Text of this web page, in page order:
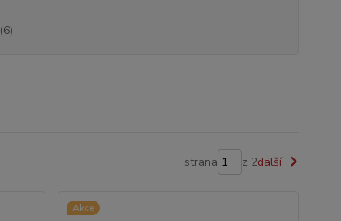
(6)
strana z 2další
Akce